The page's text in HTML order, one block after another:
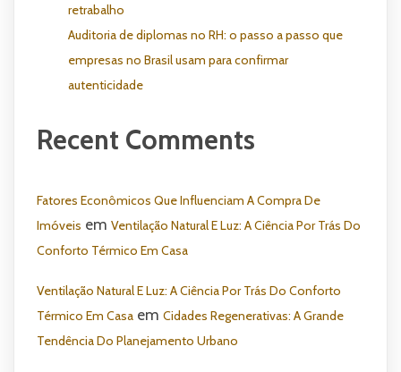
retrabalho
Auditoria de diplomas no RH: o passo a passo que
empresas no Brasil usam para confirmar
autenticidade
Recent Comments
Fatores Econômicos Que Influenciam A Compra De
Imóveis em Ventilação Natural E Luz: A Ciência Por Trás Do
Conforto Térmico Em Casa
Ventilação Natural E Luz: A Ciência Por Trás Do Conforto
Térmico Em Casa em Cidades Regenerativas: A Grande
Tendência Do Planejamento Urbano